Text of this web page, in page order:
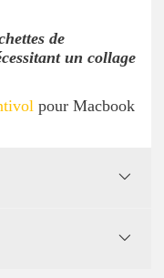
de
un collage
pour Macbook